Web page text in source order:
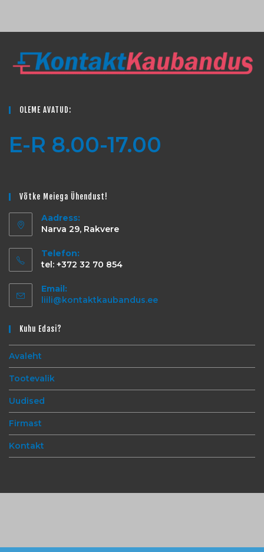
OLEME AVATUD:
E-R 8.00-17.00
Võtke Meiega Ühendust!
Aadress:
Narva 29, Rakvere
Telefon:
tel: +372 32 70 854
Email:
liili@kontaktkaubandus.ee
Kuhu Edasi?
Avaleht
Tootevalik
Uudised
Firmast
Kontakt